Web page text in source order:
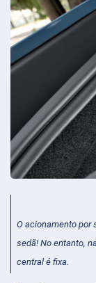
O acionamento por
sedã! No entanto,
central é fixa.